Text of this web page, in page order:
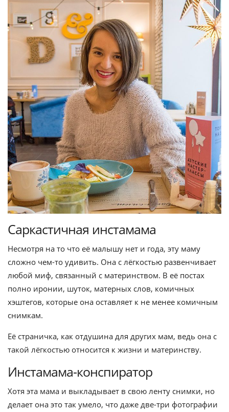
Саркастичная инстамама
Несмотря на то что её малышу нет и года, эту маму
сложно чем-то удивить. Она с лёгкостью развенчивает
любой миф, связанный с материнством. В её постах
полно иронии, шуток, матерных слов, комичных
хэштегов, которые она оставляет к не менее комичным
снимкам.
Её страничка, как отдушина для других мам, ведь она с
такой лёгкостью относится к жизни и материнству.
Инстамама-конспиратор
Хотя эта мама и выкладывает в свою ленту снимки, но
делает она это так умело, что даже две-три фотографии